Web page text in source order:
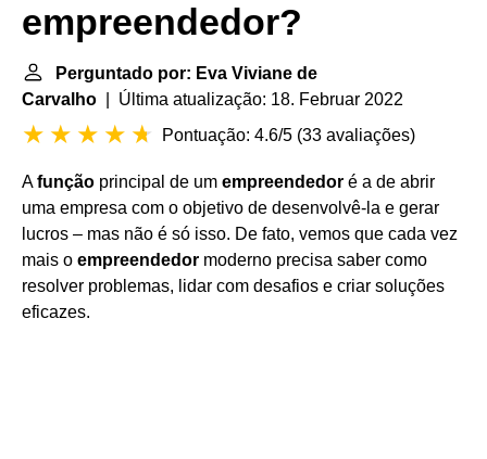
empreendedor?
Perguntado por: Eva Viviane de
Carvalho | Última atualização: 18. Februar 2022
Pontuação: 4.6/5 (33 avaliações)
Afunção principal de um empreendedor é a de abrir
uma empresa com o objetivo de desenvolvê-la e gerar
lucros – mas não é só isso. De fato, vemos que cada vez
mais o empreendedor moderno precisa saber como
resolver problemas, lidar com desafios e criar soluções
eficazes.